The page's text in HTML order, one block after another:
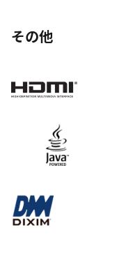
その他